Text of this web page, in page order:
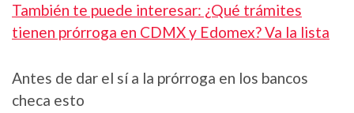
También te puede interesar: ¿Qué trámites
tienen prórroga en CDMX y Edomex? Va la lista
Antes de dar el sí a la prórroga en los bancos
checa esto